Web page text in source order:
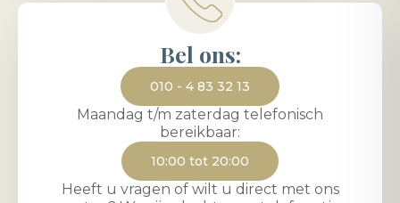
Bel ons:
010 - 4 83 32 13
Maandag t/m zaterdag telefonisch
bereikbaar:
10:00 tot 20:00
Heeft u vragen of wilt u direct met ons